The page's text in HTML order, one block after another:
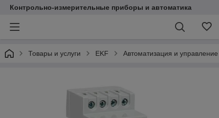
Контрольно-измерительные приборы и автоматика
Товары и услуги EKF Автоматизация и